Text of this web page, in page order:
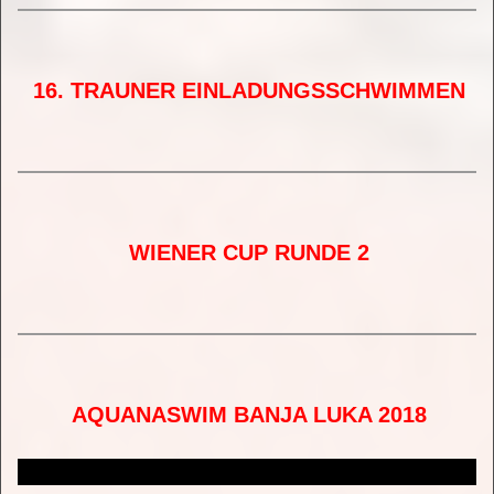
16. TRAUNER EINLADUNGSSCHWIMMEN
THER Traun 03 2018
WIENER CUP RUNDE 2
THER Wiener Cup 2018 Runde 2
AQUANASWIM BANJA LUKA 2018